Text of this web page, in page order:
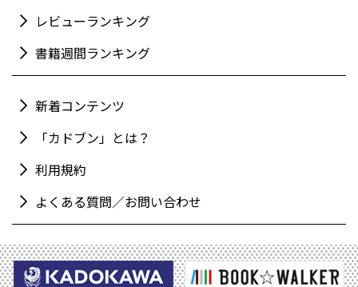
レビューランキング
書籍週間ランキング
新着コンテンツ
「カドブン」とは？
利用規約
よくある質問／お問い合わせ